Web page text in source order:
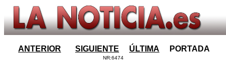
ANTERIOR SIGUIENTE ÚLTIMA PORTADA
NR:6474